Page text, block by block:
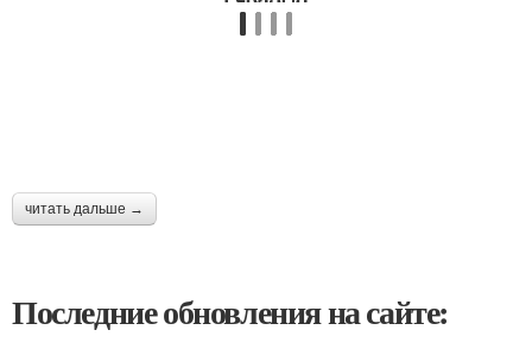
читать дальше →
Последние обновления на сайте: